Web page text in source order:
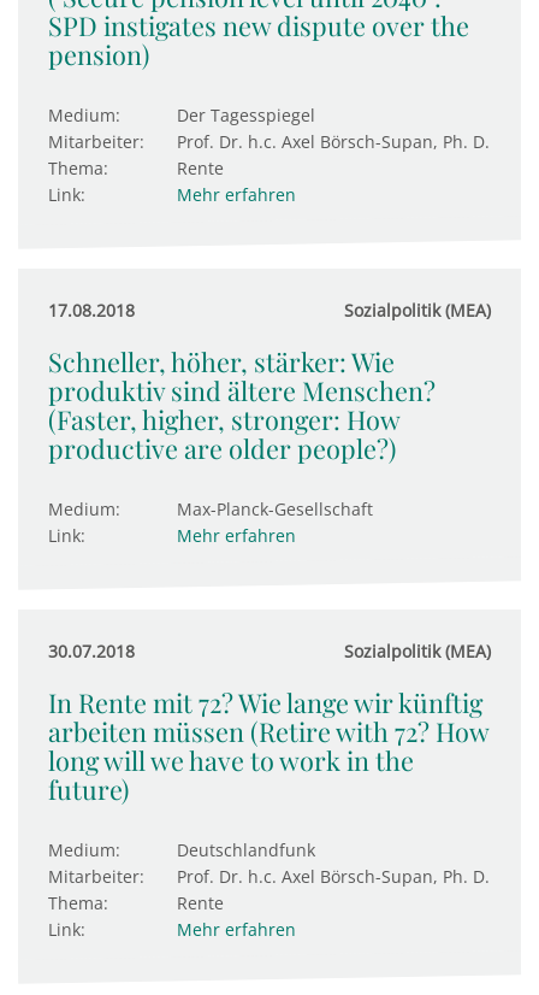
SPD instigates new dispute over the
pension)
Medium:
Der Tagesspiegel
Mitarbeiter:
Prof. Dr. h.c. Axel Börsch-Supan, Ph. D.
Thema:
Rente
Link:
Mehr erfahren
17.08.2018 Sozialpolitik (MEA)
Schneller, höher, stärker: Wie
produktiv sind ältere Menschen?
(Faster, higher, stronger: How
productive are older people?)
Medium:
Max-Planck-Gesellschaft
Link:
Mehr erfahren
30.07.2018 Sozialpolitik (MEA)
In Rente mit 72? Wie lange wir künftig
arbeiten müssen (Retire with 72? How
long will we have to work in the
future)
Medium:
Deutschlandfunk
Mitarbeiter:
Prof. Dr. h.c. Axel Börsch-Supan, Ph. D.
Thema:
Rente
Link:
Mehr erfahren